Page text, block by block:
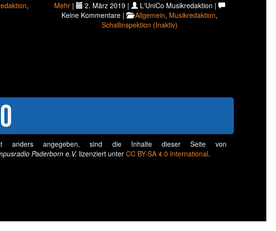
,
Mehr| 2. März 2019 |
L'UniCo Musikredaktion |
Keine Kommentare |
Allgemein, Musikredaktion,
Schallinspektion (Inaktiv)
anders angegeben, sind die Inhalte dieser Seite von
Paderborn e.V. lizenziert unter CC BY-SA 4.0 International.